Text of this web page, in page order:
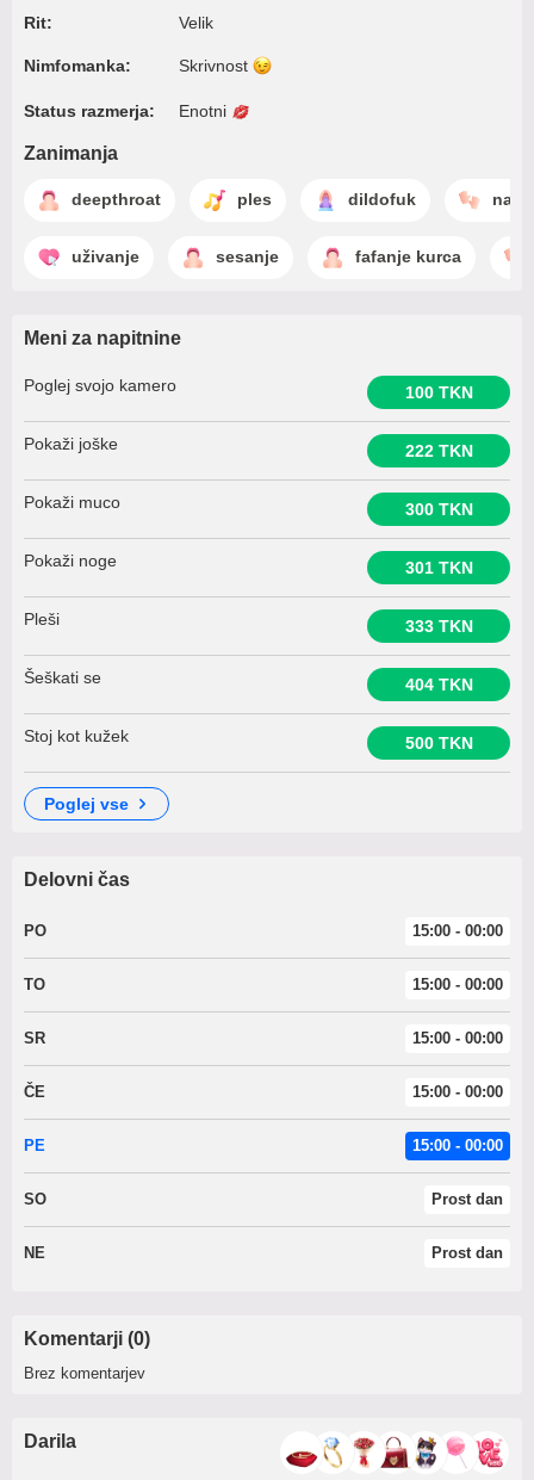
Rit: Velik
Nimfomanka: Skrivnost
Status razmerja: Enotni
Zanimanja
deepthroat ples dildofuk
uživanje sesanje fafanje kurca
Meni za napitnine
Poglej svojo kamero 100 TKN
Pokaži joške 222 TKN
Pokaži muco 300 TKN
Pokaži noge 301 TKN
Pleši 333 TKN
Šeškati se 404 TKN
Stoj kot kužek 500 TKN
poglej vse
Delovni čas
PO 15:00 - 00:00
TO 15:00 - 00:00
SR 15:00 - 00:00
ČE 15:00 - 00:00
PE 15:00 - 00:00
SO Prost dan
NE Prost dan
Komentarji (0)
Brez komentarjev
Darila